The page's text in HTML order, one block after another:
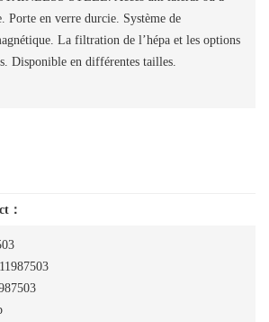
Porte en verre durcie. Système de
La filtration de l’hépa et les options
Disponible en différentes tailles.
：